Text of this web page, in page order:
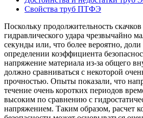
Свойства труб ПТФЭ
Поскольку продолжительность скачков
гидравлического удара чрезвычайно
секунды или, что более вероятно,
определении коэффициента
напряжение материала из-за общего
должно сравниваться с некоторой
прочностью. Опыты показали, что
течение очень коротких периодов
высоким по сравнению с
напряжением. Таким образом, расчет